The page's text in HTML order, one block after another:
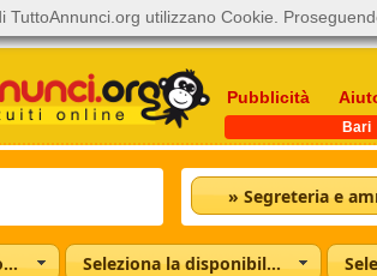
Pubblicità
Bari
Tutte le categorie Seleziona la disponibilità
TuttoAnnunci.org utilizzano Cookie.